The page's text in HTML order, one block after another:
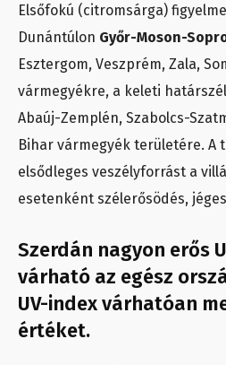
Elsőfokú (citromsárga)
Dunántúlon Győr-Moson-
Esztergom, Veszprém, Zala,
vármegyékre, a keleti
Abaúj-Zemplén, Szabolcs-
Bihar vármegyék területére. A
elsődleges veszélyforrást a
esetenként szélerősödés,
Szerdán nagyon erős
várható az egész
UV-index várhatóan
értéket.